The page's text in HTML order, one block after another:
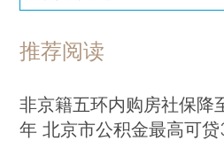
推荐阅读
非京籍五环内购房社保降
年 北京市公积金最高可